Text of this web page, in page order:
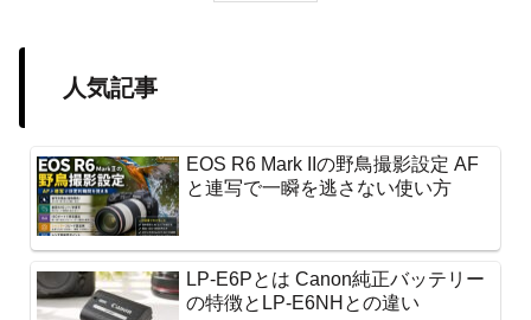
人気記事
EOS R6 Mark IIの野鳥撮影設定 AF
と連写で一瞬を逃さない使い方
LP-E6Pとは Canon純正バッテリー
の特徴とLP-E6NHとの違い